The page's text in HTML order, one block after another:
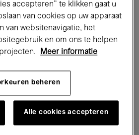
Lezingen & Debatten
Muziek Global Music
Rondleidingen
accepteren” te klikken gaat u
van cookies op uw apparaat
van websitenavigatie, het
en om ons te helpen
Meer informatie
beheren
Alle cookies accepteren